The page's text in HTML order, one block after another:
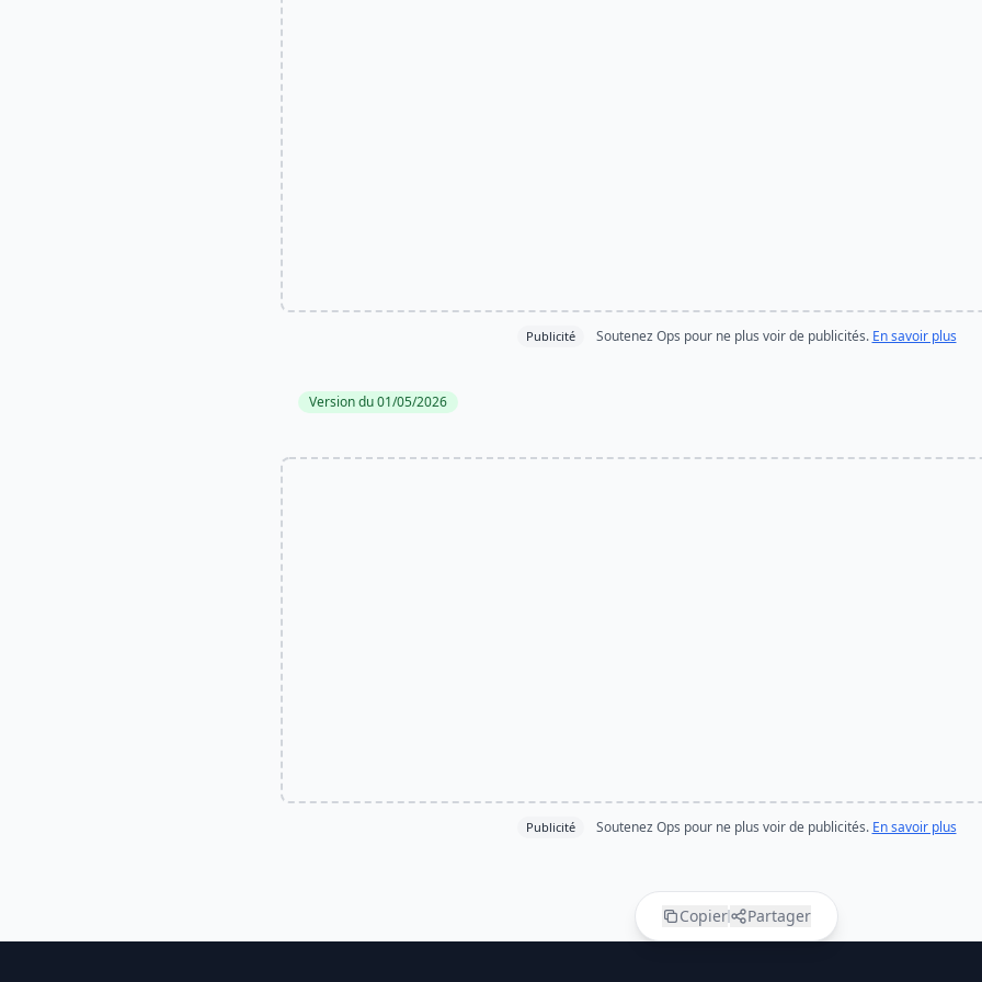
Publicité Soutenez Ops pour ne plus voir de publicités. En savoir plus
Version du 01/05/2026
Publicité Soutenez Ops pour ne plus voir de publicités. En savoir plus
Copier Partager